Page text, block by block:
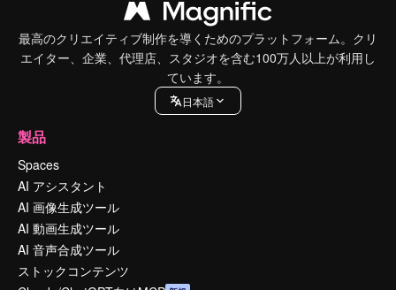
最高のクリエイティブ制作を導くためのプラットフォーム。クリ
エイター、企業、代理店、スタジオを含む100万人以上が利用し
ています。
日本語
製品
Spaces
AI アシスタント
AI 画像生成ツール
AI 動画生成ツール
AI 音声合成ツール
ストックコンテンツ